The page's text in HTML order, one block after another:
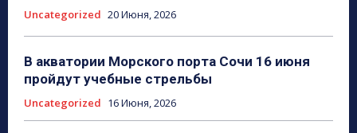
Uncategorized 20 Июня, 2026
В акватории Морского порта Сочи 16 июня
пройдут учебные стрельбы
Uncategorized 16 Июня, 2026